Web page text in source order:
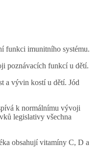
funkci imunitního systému.
poznávacích funkcí u dětí.
a vývin kostí u dětí. Jód
k normálnímu vývoji
legislativy všechna
obsahují vitamíny C, D a